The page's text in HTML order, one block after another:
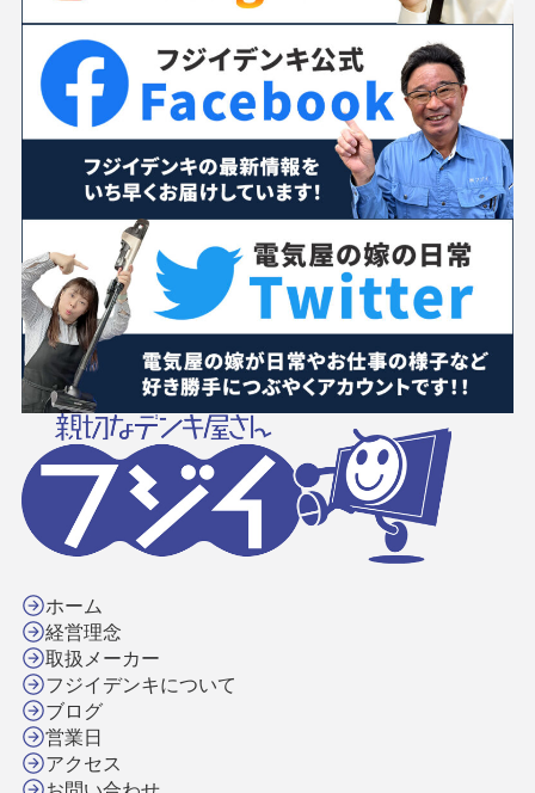
ホーム
経営理念
取扱メーカー
フジイデンキについて
ブログ
営業日
アクセス